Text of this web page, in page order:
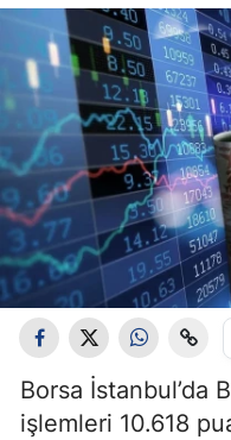
Borsa İstanbul’da
işlemleri 10.618